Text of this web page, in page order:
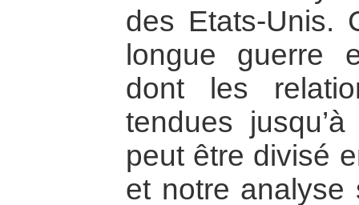
des Etats-Unis.
longue guerre
dont les
tendues
peut être divisé
et notre analyse